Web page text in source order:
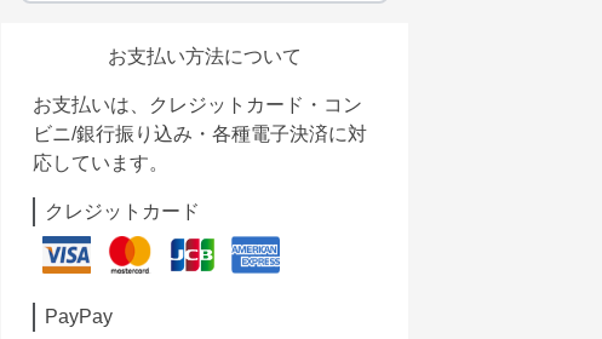
お支払い方法について
お支払いは、クレジットカード・コン
ビニ/銀行振り込み・各種電子決済に対
応しています。
クレジットカード
PayPay